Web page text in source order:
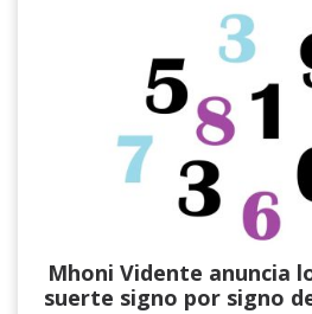
Mhoni Vidente anuncia
suerte signo por signo